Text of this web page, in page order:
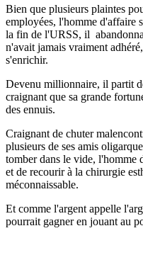
Bien que plusieurs plaintes
employées, l'homme d'affaire
la fin de l'URSS, il
n'avait jamais vraiment
s'enrichir.
Devenu millionnaire, il partit
craignant que sa grande
des ennuis.
Craignant de chuter
plusieurs de ses amis
tomber dans le vide, l'homme
et de recourir à la chirurgie
méconnaissable.
Et comme l'argent appelle
pourrait gagner en jouant au